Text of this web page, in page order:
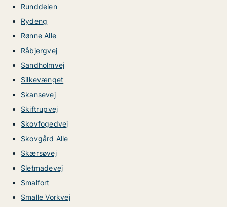
Runddelen
Rydeng
Rønne Alle
Råbjergvej
Sandholmvej
Silkevænget
Skansevej
Skiftrupvej
Skovfogedvej
Skovgård Alle
Skærsøvej
Sletmadevej
Smalfort
Smalle Vorkvej